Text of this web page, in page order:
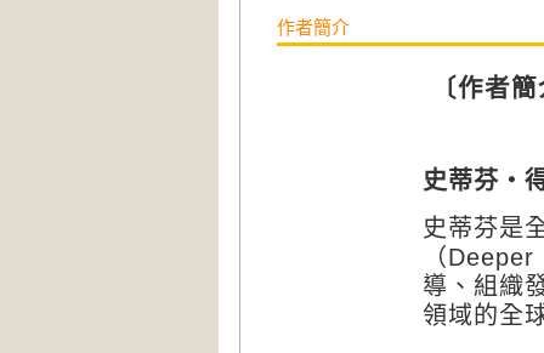
作者簡介
〔作者
史蒂芬・
史蒂芬是
（Deeper
導、組織
領域的全